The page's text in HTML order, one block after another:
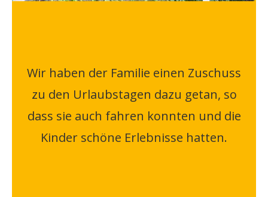
Wir haben der Familie einen Zuschuss
zu den Urlaubstagen dazu getan, so
dass sie auch fahren konnten und die
Kinder schöne Erlebnisse hatten.